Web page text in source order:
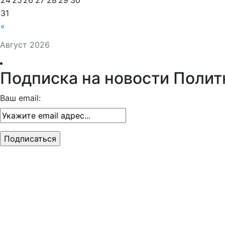
Август 2026
«
31
Подписка на новости
Ваш email: